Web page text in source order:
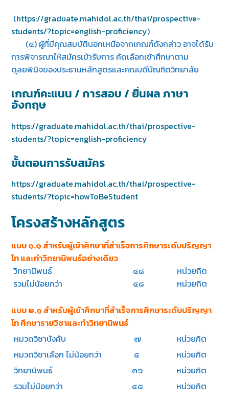
(https://graduate.mahidol.ac.th/thai/prospective-
students/?topic=english-proficiency)
(๔) ผู้ที่มีคุณสมบัตินอกเหนือจากเกณฑ์ดังกล่าว อาจได้รับ
การพิจารณาให้สมัครเข้ารับการ คัดเลือกเข้าศึกษาตาม
ดุลยพินิจของประธานหลักสูตรและคณบดีบัณฑิตวิทยาลัย
เกณฑ์คะแนน / การสอบ / ยื่นผล ภาษา
อังกฤษ
https://graduate.mahidol.ac.th/thai/prospective-
students/?topic=english-proficiency
ขั้นตอนการรับสมัคร
https://graduate.mahidol.ac.th/thai/prospective-
students/?topic=howToBeStudent
โครงสร้างหลักสูตร
แบบ ๑.๑ สำหรับผู้เข้าศึกษาที่สำเร็จการศึกษาระดับปริญญา
โท และทำวิทยานิพนธ์อย่างเดียว
วิทยานิพนธ์
๔๘
หน่วยกิต
รวมไม่น้อยกว่า
๔๘ หน่วยกิต
แบบ ๒.๑ สำหรับผู้เข้าศึกษาที่สำเร็จการศึกษาระดับปริญญา
โท ศึกษารายวิชาและทำวิทยานิพนธ์
หมวดวิชาบังคับ
๗
หน่วยกิต
หมวดวิชาเลือก ไม่น้อยกว่า
๕
หน่วยกิต
วิทยานิพนธ์
๓๖
หน่วยกิต
รวมไม่น้อยกว่า
๔๘ หน่วยกิต